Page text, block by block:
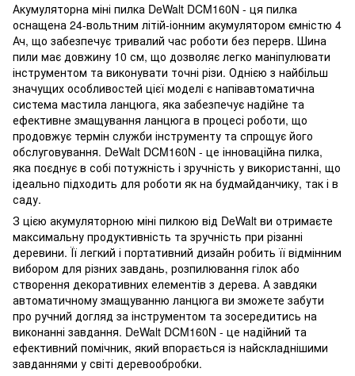
Акумуляторна міні пилка DeWalt DCM160N - ця пилка
оснащена 24-вольтним літій-іонним акумулятором ємністю 4
Ач, що забезпечує тривалий час роботи без перерв. Шина
пили має довжину 10 см, що дозволяє легко маніпулювати
інструментом та виконувати точні різи. Однією з найбільш
значущих особливостей цієї моделі є напівавтоматична
система мастила ланцюга, яка забезпечує надійне та
ефективне змащування ланцюга в процесі роботи, що
продовжує термін служби інструменту та спрощує його
обслуговування. DeWalt DCM160N - це інноваційна пилка,
яка поєднує в собі потужність і зручність у використанні, що
ідеально підходить для роботи як на будмайданчику, так і в
саду.
З цією акумуляторною міні пилкою від DeWalt ви отримаєте
максимальну продуктивність та зручність при різанні
деревини. Її легкий і портативний дизайн робить її відмінним
вибором для різних завдань, розпилювання гілок або
створення декоративних елементів з дерева. А завдяки
автоматичному змащуванню ланцюга ви зможете забути
про ручний догляд за інструментом та зосередитись на
виконанні завдання. DeWalt DCM160N - це надійний та
ефективний помічник, який впорається із найскладнішими
завданнями у світі деревообробки.